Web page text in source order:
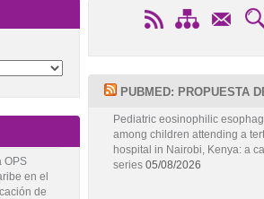
OPS
en el
de
PUBMED: PROPUESTA
Pediatric eosinophilic
among children attending a
hospital in Nairobi, Kenya: a
series 05/08/2026